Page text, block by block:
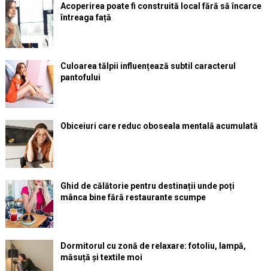
Acoperirea poate fi construită local fără să încarce
întreaga față
Culoarea tălpii influențează subtil caracterul
pantofului
Obiceiuri care reduc oboseala mentală acumulată
Ghid de călătorie pentru destinații unde poți
mânca bine fără restaurante scumpe
Dormitorul cu zonă de relaxare: fotoliu, lampă,
măsuță și textile moi